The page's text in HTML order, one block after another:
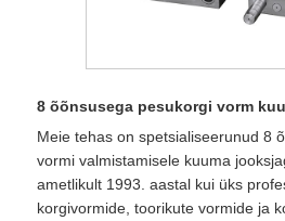
8 õõnsusega pesukorgi vorm
Meie tehas on spetsialiseerunud 8
vormi valmistamisele kuuma
ametlikult 1993. aastal kui üks
korgivormide, toorikute vormide ja